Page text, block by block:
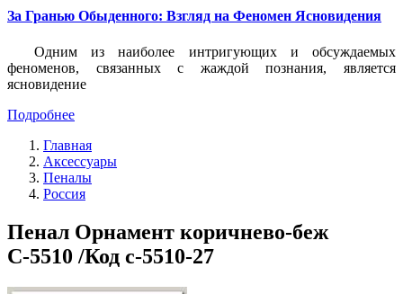
За Гранью Обыденного: Взгляд на Феномен Ясновидения
Одним из наиболее интригующих и обсуждаемых
феноменов, связанных с жаждой познания, является
ясновидение
Подробнее
Главная
Аксессуары
Пеналы
Россия
Пенал Орнамент коричнево-беж
С-5510 /Код с-5510-27